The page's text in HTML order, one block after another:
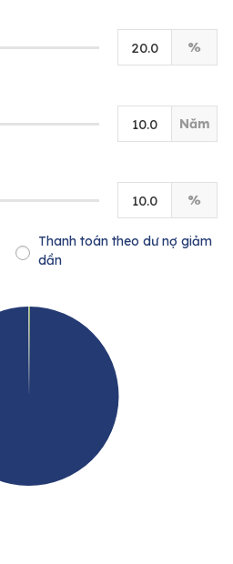
%
Năm
%
Thanh toán theo dư nợ giảm
dần